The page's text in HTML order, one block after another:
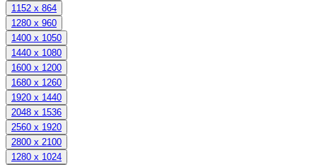
1152 x 864
1280 x 960
1400 x 1050
1440 x 1080
1600 x 1200
1680 x 1260
1920 x 1440
2048 x 1536
2560 x 1920
2800 x 2100
1280 x 1024